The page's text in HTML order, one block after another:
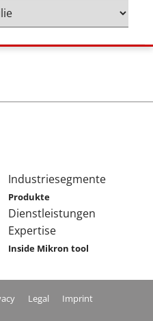
Main navigation
Industriesegmente
Produkte
Dienstleistungen
Expertise
Inside Mikron tool
Legal
Imprint